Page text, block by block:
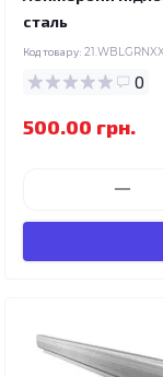
сталь
Код товару:
0
500.00 грн.